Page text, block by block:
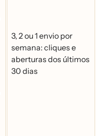
3, 2 ou 1 envio por
semana: cliques e
aberturas dos últimos
30 dias